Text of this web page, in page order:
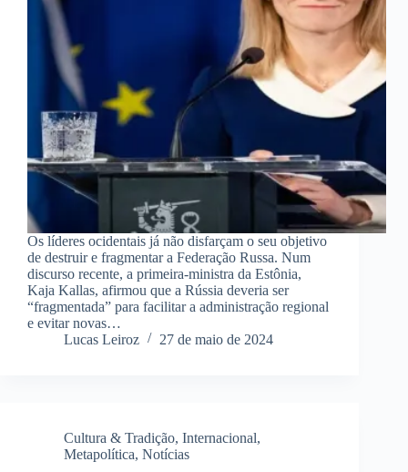
Os líderes ocidentais já não disfarçam o seu objetivo
de destruir e fragmentar a Federação Russa. Num
discurso recente, a primeira-ministra da Estônia,
Kaja Kallas, afirmou que a Rússia deveria ser
“fragmentada” para facilitar a administração regional
e evitar novas…
Lucas Leiroz
27 de maio de 2024
Cultura & Tradição, Internacional,
Metapolítica, Notícias